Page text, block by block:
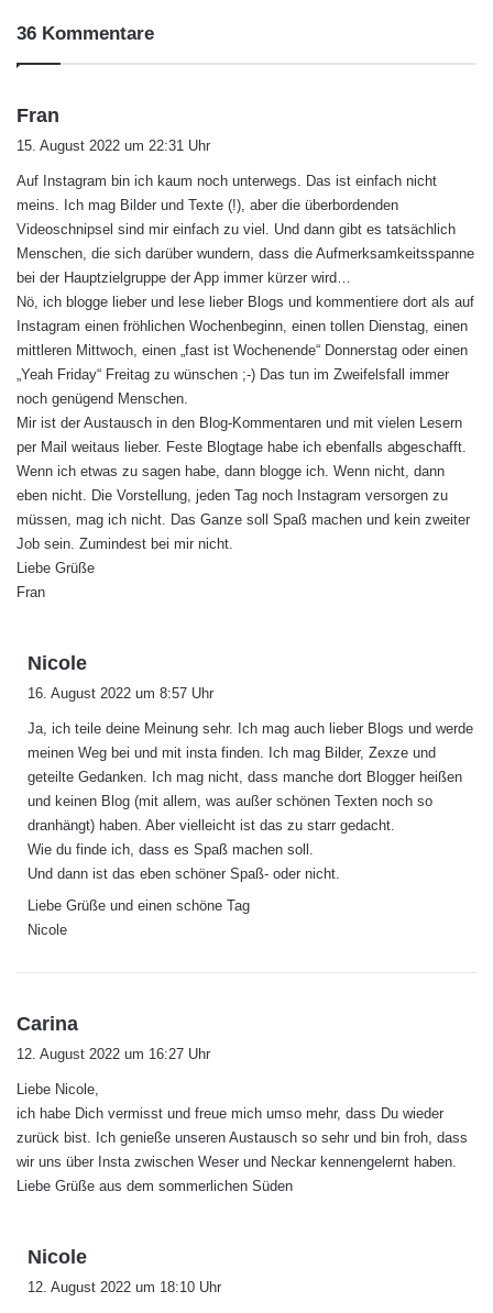
36 Kommentare
Fran
t
15. August 2022 um 22:31 Uhr
Auf Instagram bin ich kaum noch unterwegs. Das ist einfach nicht
meins. Ich mag Bilder und Texte (!), aber die überbordenden
Videoschnipsel sind mir einfach zu viel. Und dann gibt es tatsächlich
Menschen, die sich darüber wundern, dass die Aufmerksamkeitsspanne
bei der Hauptzielgruppe der App immer kürzer wird…
Nö, ich blogge lieber und lese lieber Blogs und kommentiere dort als auf
Instagram einen fröhlichen Wochenbeginn, einen tollen Dienstag, einen
mittleren Mittwoch, einen „fast ist Wochenende“ Donnerstag oder einen
„Yeah Friday“ Freitag zu wünschen ;-) Das tun im Zweifelsfall immer
noch genügend Menschen.
Mir ist der Austausch in den Blog-Kommentaren und mit vielen Lesern
per Mail weitaus lieber. Feste Blogtage habe ich ebenfalls abgeschafft.
Wenn ich etwas zu sagen habe, dann blogge ich. Wenn nicht, dann
eben nicht. Die Vorstellung, jeden Tag noch Instagram versorgen zu
müssen, mag ich nicht. Das Ganze soll Spaß machen und kein zweiter
Job sein. Zumindest bei mir nicht.
Liebe Grüße
Fran
Nicole
t
:
16. August 2022 um 8:57 Uhr
Ja, ich teile deine Meinung sehr. Ich mag auch lieber Blogs und werde
meinen Weg bei und mit insta finden. Ich mag Bilder, Zexze und
geteilte Gedanken. Ich mag nicht, dass manche dort Blogger heißen
und keinen Blog (mit allem, was außer schönen Texten noch so
dranhängt) haben. Aber vielleicht ist das zu starr gedacht.
Wie du finde ich, dass es Spaß machen soll.
Und dann ist das eben schöner Spaß- oder nicht.
Liebe Grüße und einen schöne Tag
Nicole
Carina
t
:
12. August 2022 um 16:27 Uhr
Liebe Nicole,
ich habe Dich vermisst und freue mich umso mehr, dass Du wieder
zurück bist. Ich genieße unseren Austausch so sehr und bin froh, dass
wir uns über Insta zwischen Weser und Neckar kennengelernt haben.
Liebe Grüße aus dem sommerlichen Süden
Nicole
12. August 2022 um 18:10 Uhr